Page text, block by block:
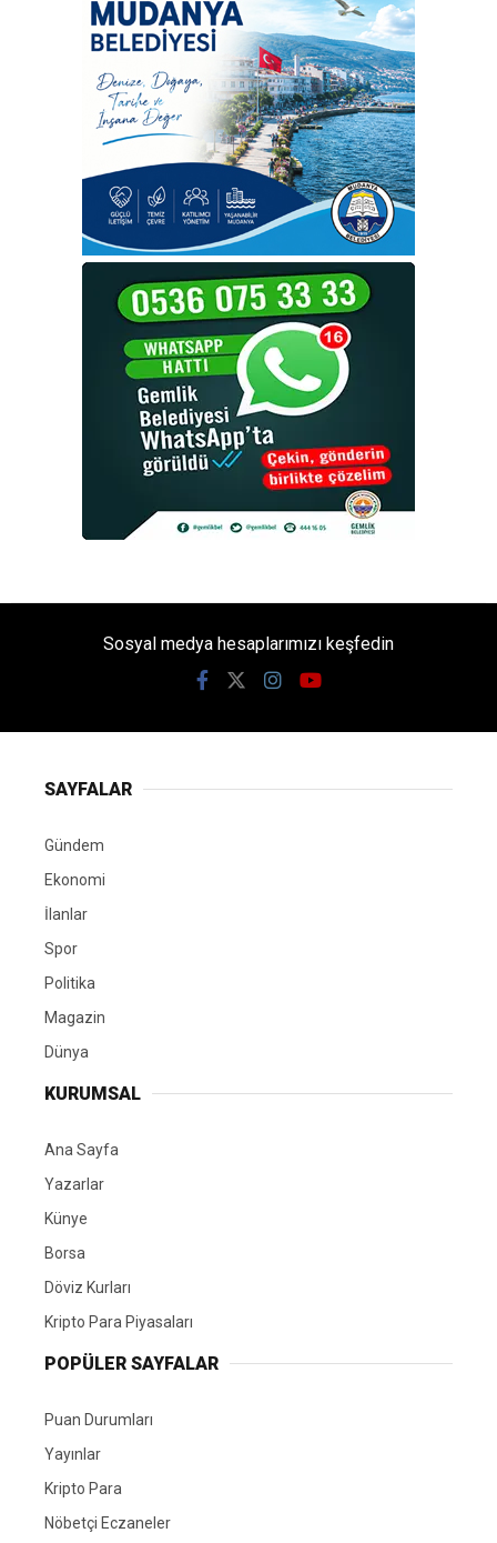
Sosyal medya hesaplarımızı keşfedin
SAYFALAR
Gündem
Ekonomi
İlanlar
Spor
Politika
Magazin
Dünya
KURUMSAL
Ana Sayfa
Yazarlar
Künye
Borsa
Döviz Kurları
Kripto Para Piyasaları
POPÜLER SAYFALAR
Puan Durumları
Yayınlar
Kripto Para
Nöbetçi Eczaneler